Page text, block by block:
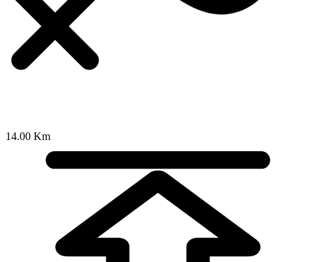
14.00 Km